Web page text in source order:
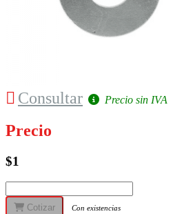
Consultar Precio sin IVA
Precio
$1
Cotizar Con existencias